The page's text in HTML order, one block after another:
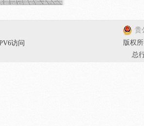
访问
贵
版权
总